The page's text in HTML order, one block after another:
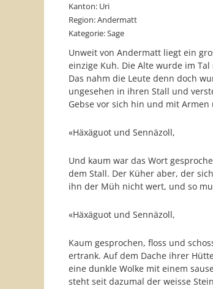
Kanton: Uri
Region: Andermatt
Kategorie: Sage
Unweit von Andermatt liegt ein
einzige Kuh. Die Alte wurde im
Das nahm die Leute denn doch
ungesehen in ihren Stall und
Gebse vor sich hin und mit
«Häxäguot und
Und kaum war das Wort
dem Stall. Der Küher aber, der
ihn der Müh nicht wert, und so
«Häxäguot und
Kaum gesprochen, floss und
ertrank. Auf dem Dache ihrer
eine dunkle Wolke mit einem
steht seit dazumal der weisse